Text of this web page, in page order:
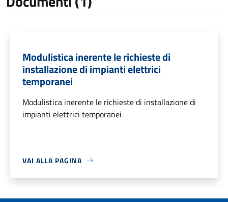
Modulistica inerente le richieste di
installazione di impianti elettrici
temporanei
Modulistica inerente le richieste di installazione di
impianti elettrici temporanei
VAI ALLA PAGINA